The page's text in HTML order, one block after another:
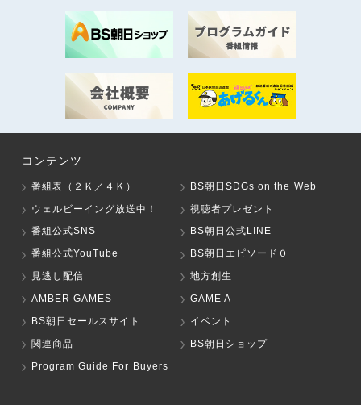
コンテンツ
番組表（２Ｋ／４Ｋ）
BS朝日SDGs on the Web
ウェルビーイング放送中！
視聴者プレゼント
番組公式SNS
BS朝日公式LINE
番組公式YouTube
BS朝日エピソード０
見逃し配信
地方創生
AMBER GAMES
GAME A
BS朝日セールスサイト
イベント
関連商品
BS朝日ショップ
Program Guide For Buyers